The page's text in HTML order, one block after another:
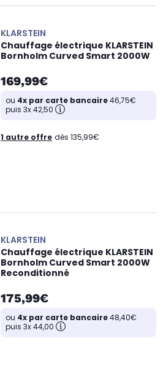
KLARSTEIN
Chauffage électrique KLARSTEIN
Bornholm Curved Smart 2000W
169,99€
ou 4x par carte bancaire46,75€
puis 3x 42,50
1 autre offre dès 135,99€
KLARSTEIN
Chauffage électrique KLARSTEIN
Bornholm Curved Smart 2000W
Reconditionné
175,99€
ou 4x par carte bancaire48,40€
puis 3x 44,00